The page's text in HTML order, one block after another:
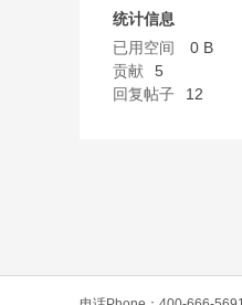
L
统计信息
已用空间
0 B
贡献
5
回复帖子
12